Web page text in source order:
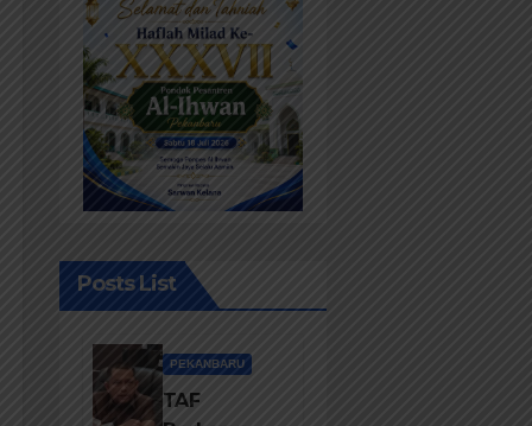
Posts List
PEKANBARU
TAF